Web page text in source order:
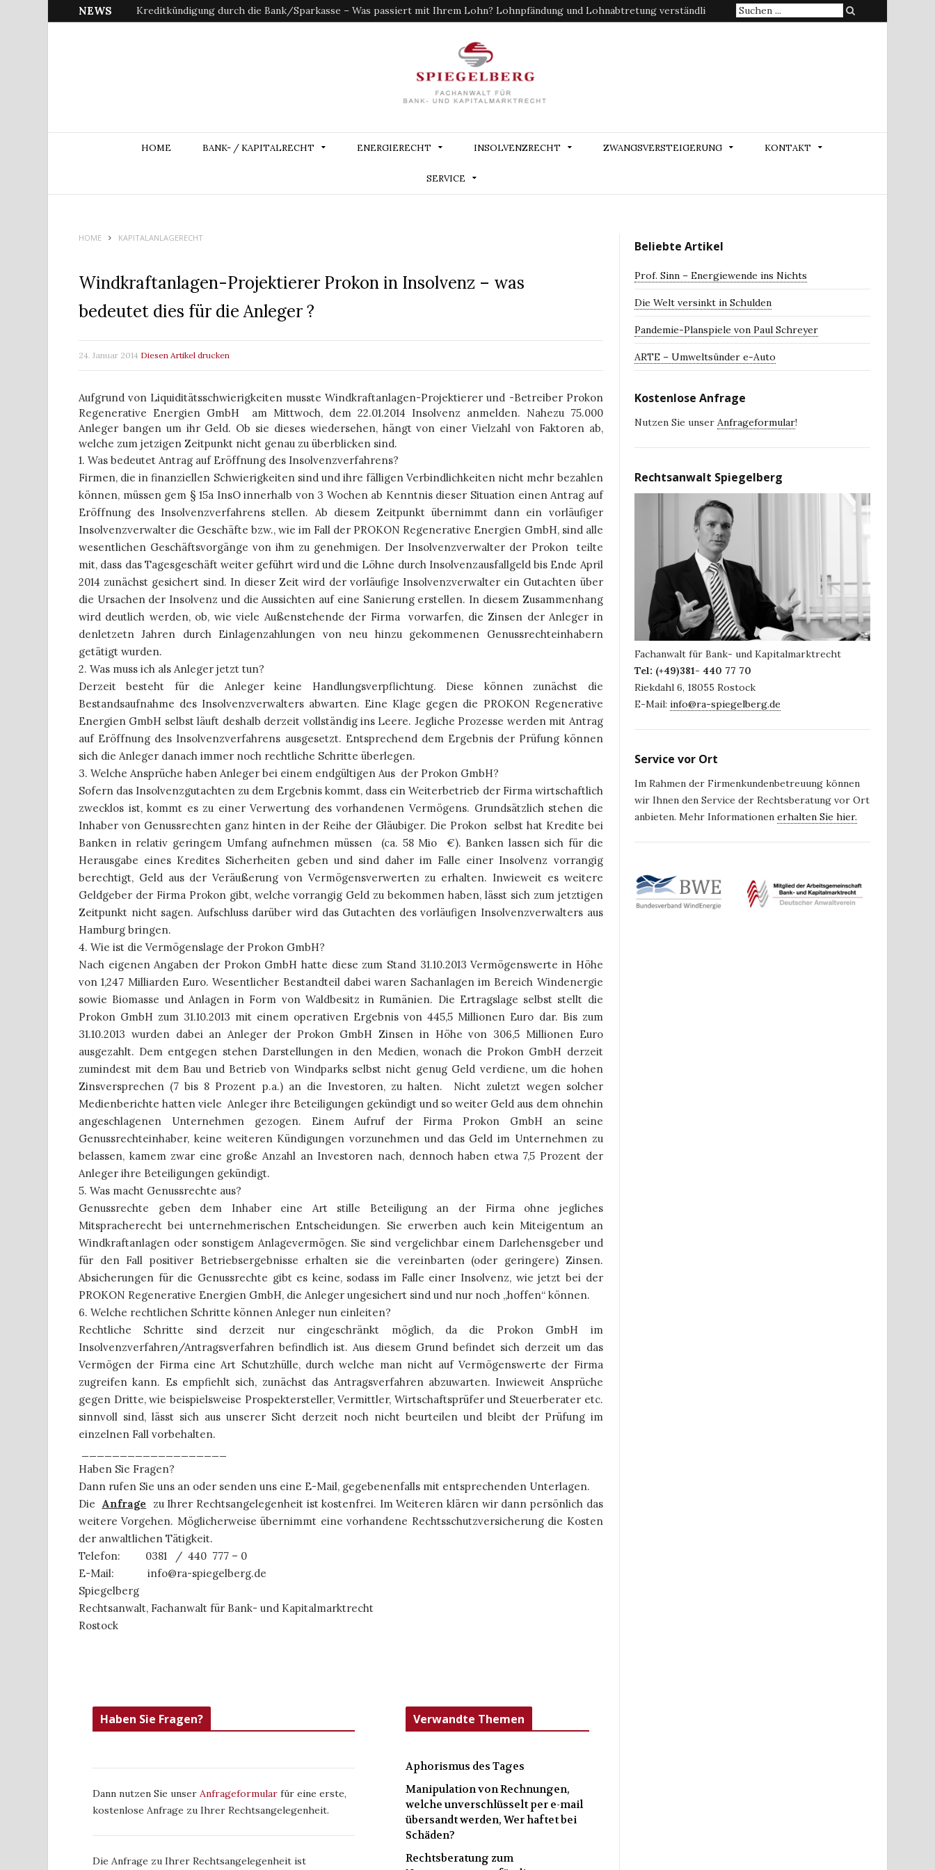
NEWS Kreditkündigung durch die Bank/Sparkasse – Was passiert mit Ihrem Lohn? Lohnpfändung und Lohnabtretung verständlich erklärtSuche
HOME BANK- / KAPITALRECHT ENERGIERECHT INSOLVENZRECHT ZWANGSVERSTEIGERUNG KONTAKT
SERVICE
HOME KAPITALANLAGERECHT
Windkraftanlagen-Projektierer Prokon in Insolvenz – was
bedeutet dies für die Anleger ?
24. Januar 2014 Diesen Artikel drucken
Aufgrund von Liquiditätsschwierigkeiten musste Windkraftanlagen-Projektierer und -Betreiber Prokon
Regenerative Energien GmbH am Mittwoch, dem 22.01.2014 Insolvenz anmelden. Nahezu 75.000
Anleger bangen um ihr Geld. Ob sie dieses wiedersehen, hängt von einer Vielzahl von Faktoren ab,
welche zum jetzigen Zeitpunkt nicht genau zu überblicken sind.
1. Was bedeutet Antrag auf Eröffnung des Insolvenzverfahrens?
Firmen, die in finanziellen Schwierigkeiten sind und ihre fälligen Verbindlichkeiten nicht mehr bezahlen
können, müssen gem § 15a InsO innerhalb von 3 Wochen ab Kenntnis dieser Situation einen Antrag auf
Eröffnung des Insolvenzverfahrens stellen. Ab diesem Zeitpunkt übernimmt dann ein vorläufiger
Insolvenzverwalter die Geschäfte bzw., wie im Fall der PROKON Regenerative Energien GmbH, sind alle
wesentlichen Geschäftsvorgänge von ihm zu genehmigen. Der Insolvenzverwalter der Prokon teilte
mit, dass das Tagesgeschäft weiter geführt wird und die Löhne durch Insolvenzausfallgeld bis Ende April
2014 zunächst gesichert sind. In dieser Zeit wird der vorläufige Insolvenzverwalter ein Gutachten über
die Ursachen der Insolvenz und die Aussichten auf eine Sanierung erstellen. In diesem Zusammenhang
wird deutlich werden, ob, wie viele Außenstehende der Firma vorwarfen, die Zinsen der Anleger in
denletzetn Jahren durch Einlagenzahlungen von neu hinzu gekommenen Genussrechteinhabern
getätigt wurden.
2. Was muss ich als Anleger jetzt tun?
Derzeit besteht für die Anleger keine Handlungsverpflichtung. Diese können zunächst die
Bestandsaufnahme des Insolvenzverwalters abwarten. Eine Klage gegen die PROKON Regenerative
Energien GmbH selbst läuft deshalb derzeit vollständig ins Leere. Jegliche Prozesse werden mit Antrag
auf Eröffnung des Insolvenzverfahrens ausgesetzt. Entsprechend dem Ergebnis der Prüfung können
sich die Anleger danach immer noch rechtliche Schritte überlegen.
3. Welche Ansprüche haben Anleger bei einem endgültigen Aus der Prokon GmbH?
Sofern das Insolvenzgutachten zu dem Ergebnis kommt, dass ein Weiterbetrieb der Firma wirtschaftlich
zwecklos ist, kommt es zu einer Verwertung des vorhandenen Vermögens. Grundsätzlich stehen die
Inhaber von Genussrechten ganz hinten in der Reihe der Gläubiger. Die Prokon selbst hat Kredite bei
Banken in relativ geringem Umfang aufnehmen müssen
(ca. 58 Mio €). Banken lassen sich für die
Herausgabe eines Kredites Sicherheiten geben und sind daher im Falle einer Insolvenz vorrangig
berechtigt, Geld aus der Veräußerung von Vermögensverwerten zu erhalten. Inwieweit es weitere
Geldgeber der Firma Prokon gibt, welche vorrangig Geld zu bekommen haben, lässt sich zum jetztigen
Zeitpunkt nicht sagen. Aufschluss darüber wird das Gutachten des vorläufigen Insolvenzverwalters aus
Hamburg bringen.
4. Wie ist die Vermögenslage der Prokon GmbH?
Nach eigenen Angaben der Prokon GmbH hatte diese zum Stand 31.10.2013 Vermögenswerte in Höhe
von 1,247 Milliarden Euro. Wesentlicher Bestandteil dabei waren Sachanlagen im Bereich Windenergie
sowie Biomasse und Anlagen in Form von Waldbesitz in Rumänien. Die Ertragslage selbst stellt die
Prokon GmbH zum 31.10.2013 mit einem operativen Ergebnis von 445,5 Millionen Euro dar. Bis zum
31.10.2013 wurden dabei an Anleger der Prokon GmbH Zinsen in Höhe von 306,5 Millionen Euro
ausgezahlt. Dem entgegen stehen Darstellungen in den Medien, wonach die Prokon GmbH derzeit
zumindest mit dem Bau und Betrieb von Windparks selbst nicht genug Geld verdiene, um die hohen
Zinsversprechen (7 bis 8 Prozent p.a.) an die Investoren, zu halten.
Nicht zuletzt wegen solcher
Medienberichte hatten viele Anleger ihre Beteiligungen gekündigt und so weiter Geld aus dem ohnehin
angeschlagenen Unternehmen gezogen. Einem Aufruf der Firma Prokon GmbH an seine
Genussrechteinhaber, keine weiteren Kündigungen vorzunehmen und das Geld im Unternehmen zu
belassen, kamem zwar eine große Anzahl an Investoren nach, dennoch haben etwa 7,5 Prozent der
Anleger ihre Beteiligungen gekündigt.
5. Was macht Genussrechte aus?
Genussrechte geben dem Inhaber eine Art stille Beteiligung an der Firma ohne jegliches
Mitspracherecht bei unternehmerischen Entscheidungen. Sie erwerben auch kein Miteigentum an
Windkraftanlagen oder sonstigem Anlagevermögen. Sie sind vergelichbar einem Darlehensgeber und
für den Fall positiver Betriebsergebnisse erhalten sie die vereinbarten (oder geringere) Zinsen.
Absicherungen für die Genussrechte gibt es keine, sodass im Falle einer Insolvenz, wie jetzt bei der
PROKON Regenerative Energien GmbH, die Anleger ungesichert sind und nur noch „hoffen“ können.
6. Welche rechtlichen Schritte können Anleger nun einleiten?
Rechtliche Schritte sind derzeit nur eingeschränkt möglich, da die Prokon GmbH im
Insolvenzverfahren/Antragsverfahren befindlich ist. Aus diesem Grund befindet sich derzeit um das
Vermögen der Firma eine Art Schutzhülle, durch welche man nicht auf Vermögenswerte der Firma
zugreifen kann. Es empfiehlt sich, zunächst das Antragsverfahren abzuwarten. Inwieweit Ansprüche
gegen Dritte, wie beispielsweise Prospektersteller, Vermittler, Wirtschaftsprüfer und Steuerberater etc.
sinnvoll sind, lässt sich aus unserer Sicht derzeit noch nicht beurteilen und bleibt der Prüfung im
einzelnen Fall vorbehalten.
Haben Sie Fragen?
Dann rufen Sie uns an oder senden uns eine E-Mail, gegebenenfalls mit entsprechenden Unterlagen.
Die Anfrage zu Ihrer Rechtsangelegenheit ist kostenfrei. Im Weiteren klären wir dann persönlich das
weitere Vorgehen. Möglicherweise übernimmt eine vorhandene Rechtsschutzversicherung die Kosten
der anwaltlichen Tätigkeit.
Telefon:
0381 / 440 777 – 0
E-Mail:
info@ra-spiegelberg.de
Spiegelberg
Rechtsanwalt, Fachanwalt für Bank- und Kapitalmarktrecht
Rostock
Haben Sie Fragen?
Dann nutzen Sie unser Anfrageformular für eine erste,
kostenlose Anfrage zu Ihrer Rechtsangelegenheit.
Die Anfrage zu Ihrer Rechtsangelegenheit ist
Verwandte Themen
Aphorismus des Tages
Manipulation von Rechnungen,
welche unverschlüsselt per e-mail
übersandt werden, Wer haftet bei
Schäden?
Rechtsberatung zum
Beliebte Artikel
Prof. Sinn – Energiewende ins Nichts
Die Welt versinkt in Schulden
Pandemie-Planspiele von Paul Schreyer
ARTE – Umweltsünder e-Auto
Kostenlose Anfrage
Nutzen Sie unser Anfrageformular!
Rechtsanwalt Spiegelberg
Fachanwalt für Bank- und Kapitalmarktrecht
Tel: (+49)381- 440 77 70
Riekdahl 6, 18055 Rostock
E-Mail: info@ra-spiegelberg.de
Service vor Ort
Im Rahmen der Firmenkundenbetreuung können
wir Ihnen den Service der Rechtsberatung vor Ort
anbieten. Mehr Informationen erhalten Sie hier.